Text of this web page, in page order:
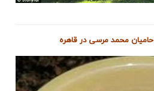
محمد مرسی در قاهره